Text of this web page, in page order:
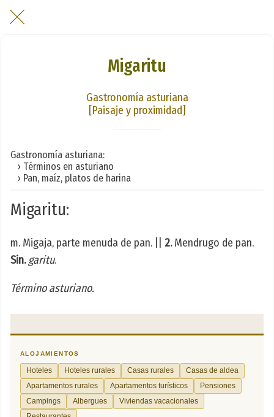
Migaritu
Gastronomía asturiana
[Paisaje y proximidad]
Gastronomía asturiana:
› Términos en asturiano
› Pan, maíz, platos de harina
Migaritu:
m. Migaja, parte menuda de pan. || 2.Mendrugo de pan.
Sin. garitu.
Término asturiano.